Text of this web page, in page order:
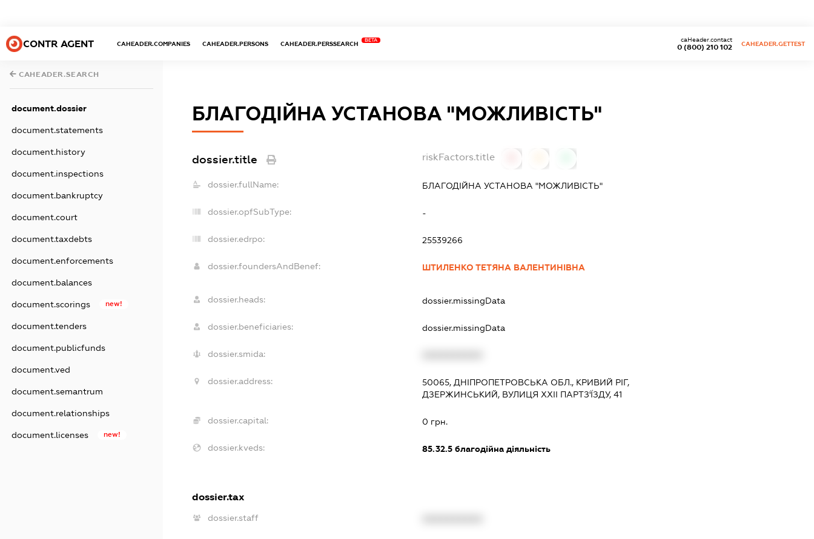
CONTR AGENT CAHEADER.COMPANIES CAHEADER.PERSONS CAHEADER.PERSSEARCH
BETA
0 (800) 210 102
caHeader.contact
CAHEADER.GETTEST
CAHEADER.SEARCH
document.dossier
document.statements
document.history
document.inspections
document.bankruptcy
document.court
document.taxdebts
document.enforcements
document.balances
document.scorings new!
document.tenders
document.publicfunds
document.ved
document.semantrum
document.relationships
document.licenses new!
БЛАГОДІЙНА УСТАНОВА "МОЖЛИВІСТЬ"
dossier.title riskFactors.title
dossier.fullName: БЛАГОДІЙНА УСТАНОВА "МОЖЛИВІСТЬ"
dossier.opfSubType: -
dossier.edrpo: 25539266
dossier.foundersAndBenef: ШТИЛЕНКО ТЕТЯНА ВАЛЕНТИНІВНА
dossier.heads: dossier.missingData
dossier.beneficiaries: dossier.missingData
dossier.smida:
dossier.address:
50065, ДНІПРОПЕТРОВСЬКА ОБЛ., КРИВИЙ РІГ,
ДЗЕРЖИНСЬКИЙ, ВУЛИЦЯ ХХІІ ПАРТЗ'ЇЗДУ, 41
dossier.capital: 0 грн.
dossier.kveds: 85.32.5 благодійна діяльність
dossier.tax
dossier.staff